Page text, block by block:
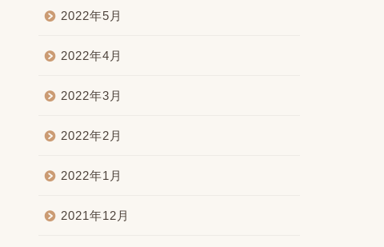
2022年5月
2022年4月
2022年3月
2022年2月
2022年1月
2021年12月